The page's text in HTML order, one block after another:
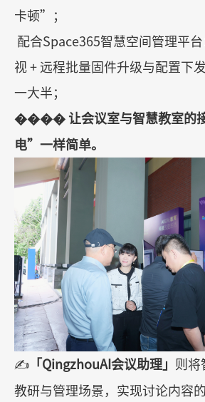
卡顿”
；
配合Space365智慧空间管理平
视 + 远程批量固件升级与配置下
一大半；
���� 让会议室与智慧教室的
电” 一样简单。
✍️ 「 QingzhouAI 会议助理」 则将
教研与管理场景，实现讨论内容